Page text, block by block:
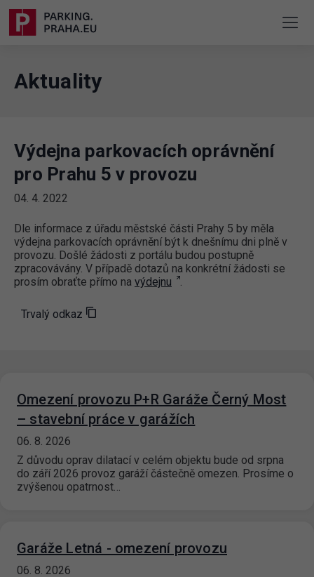
Aktuality
Výdejna parkovacích oprávnění
pro Prahu 5 v provozu
04. 4. 2022
Dle informace z úřadu městské části Prahy 5 by měla
výdejna parkovacích oprávnění být k dnešnímu dni plně v
provozu. Došlé žádosti z portálu budou postupně
zpracovávány. V případě dotazů na konkrétní žádosti se
prosím obraťte přímo na výdejnu .
Trvalý odkaz
Omezení provozu P+R Garáže Černý Most
– stavební práce v garážích
06. 8. 2026
Z důvodu oprav dilatací v celém objektu bude od srpna
do září 2026 provoz garáží částečně omezen. Prosíme o
zvýšenou opatrnost…
Garáže Letná - omezení provozu
06. 8. 2026